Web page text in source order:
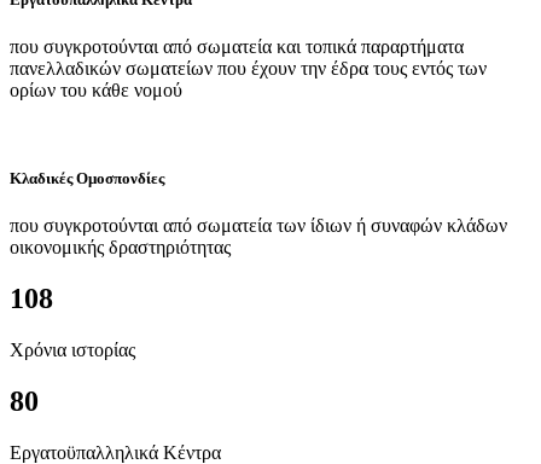
που συγκροτούνται από σωματεία και τοπικά παραρτήματα
πανελλαδικών σωματείων που έχουν την έδρα τους εντός των
ορίων του κάθε νομού
Κλαδικές Ομοσπονδίες
που συγκροτούνται από σωματεία των ίδιων ή συναφών κλάδων
οικονομικής δραστηριότητας
108
Χρόνια ιστορίας
80
Εργατοϋπαλληλικά Κέντρα